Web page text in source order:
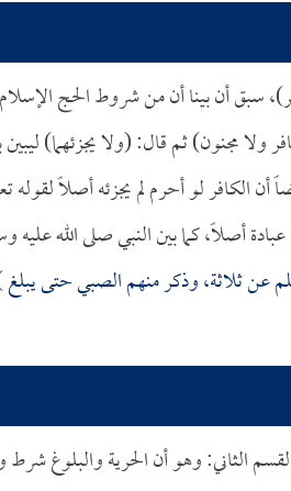
سبق أن بينا أن من شروط الحج
مجنون) ثم قال: (ولا يجزئهما)
الكافر لو أحرم لم يجزئه أصلاً لقوله
عن ثلاثة، وذكر منهم الصبي حتى يبلغ
الثاني: وهو أن الحرية والبلوغ